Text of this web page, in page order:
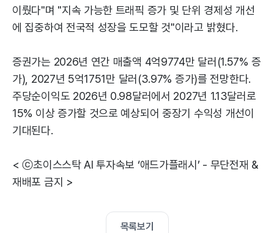
이뤘다"며 "지속 가능한 트래픽 증가 및 단위 경제성 개선
에 집중하여 전국적 성장을 도모할 것"이라고 밝혔다.
증권가는 2026년 연간 매출액 4억9774만 달러(1.57% 증
가), 2027년 5억1751만 달러(3.97% 증가)를 전망한다.
주당순이익도 2026년 0.98달러에서 2027년 1.13달러로
15% 이상 증가할 것으로 예상되어 중장기 수익성 개선이
기대된다.
< ⓒ초이스스탁 AI 투자속보 ‘애드가플래시’ - 무단전재 &
재배포 금지 >
목록보기